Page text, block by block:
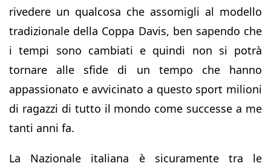
rivedere un qualcosa che assomigli al modello
tradizionale della Coppa Davis, ben sapendo che
i tempi sono cambiati e quindi non si potrà
tornare alle sfide di un tempo che hanno
appassionato e avvicinato a questo sport milioni
di ragazzi di tutto il mondo come successe a me
tanti anni fa.
La Nazionale italiana è sicuramente tra le